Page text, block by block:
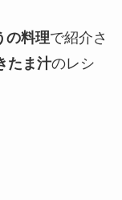
の料理で紹介さ
たま汁のレシ